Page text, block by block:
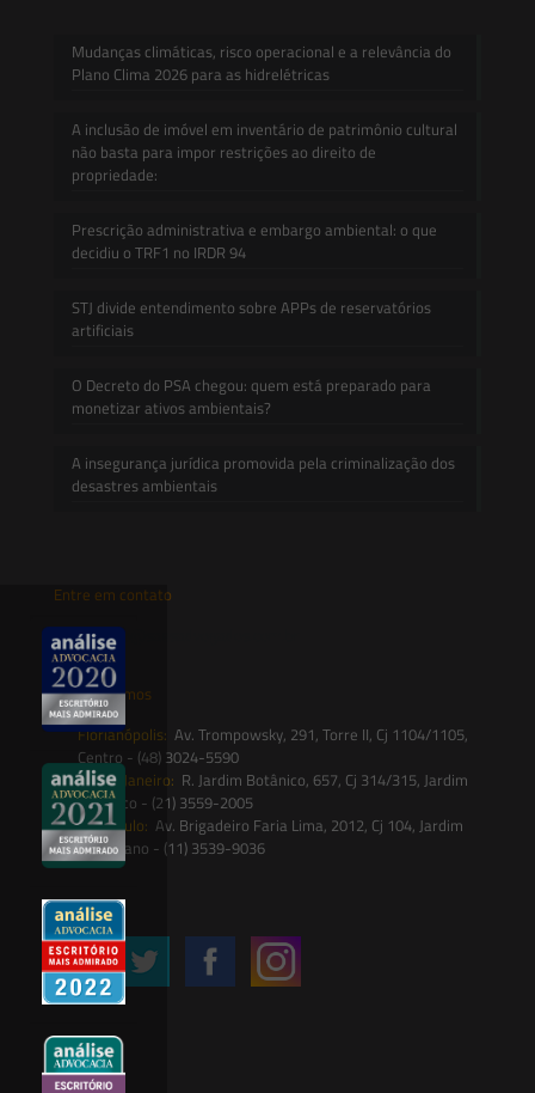
Mudanças climáticas, risco operacional e a relevância do
Plano Clima 2026 para as hidrelétricas
A inclusão de imóvel em inventário de patrimônio cultural
não basta para impor restrições ao direito de
propriedade:
Prescrição administrativa e embargo ambiental: o que
decidiu o TRF1 no IRDR 94
STJ divide entendimento sobre APPs de reservatórios
artificiais
O Decreto do PSA chegou: quem está preparado para
monetizar ativos ambientais?
A insegurança jurídica promovida pela criminalização dos
desastres ambientais
Entre em contato
contato@saesadvogados.com.br
Onde estamos
Florianópolis: Av. Trompowsky, 291, Torre II, Cj 1104/1105,
Centro - (48) 3024-5590
Rio de Janeiro: R. Jardim Botânico, 657, Cj 314/315, Jardim
Botânico - (21) 3559-2005
São Paulo: Av. Brigadeiro Faria Lima, 2012, Cj 104, Jardim
Paulistano - (11) 3539-9036
Siga-nos